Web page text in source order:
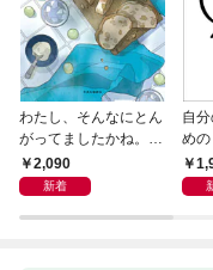
わたし、そんなにとん
がってましたかね。
獅子座、Ａ型、丙午は
めぐる
2,090
新着
自
め
室
シー